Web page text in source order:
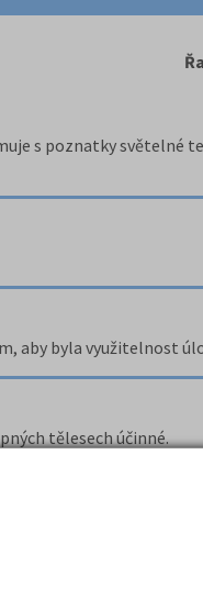
s poznatky světelné
aby byla využitelnost
tělesech účinné.